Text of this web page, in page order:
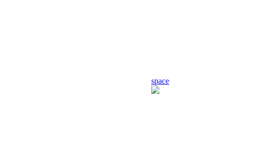
space